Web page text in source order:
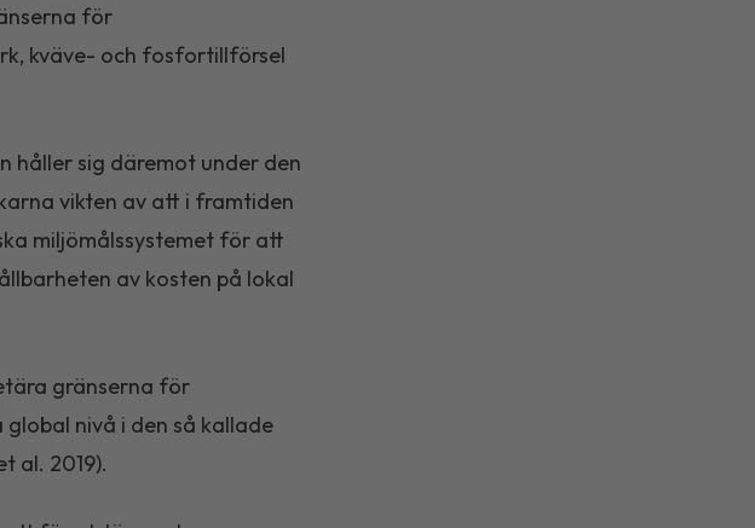
för
kväve- och fosfortillförsel
håller sig däremot under den
vikten av att i framtiden
miljömålssystemet för att
av kosten på lokal
gränserna för
nivå i den så kallade
al. 2019).